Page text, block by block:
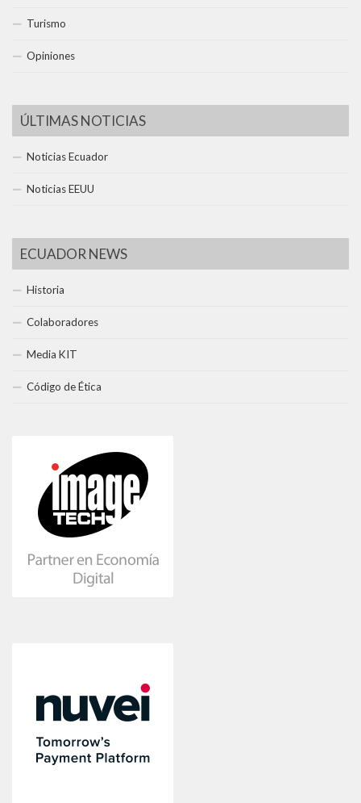
Turismo
Opiniones
ÚLTIMAS NOTICIAS
Noticias Ecuador
Noticias EEUU
ECUADOR NEWS
Historia
Colaboradores
Media KIT
Código de Ética